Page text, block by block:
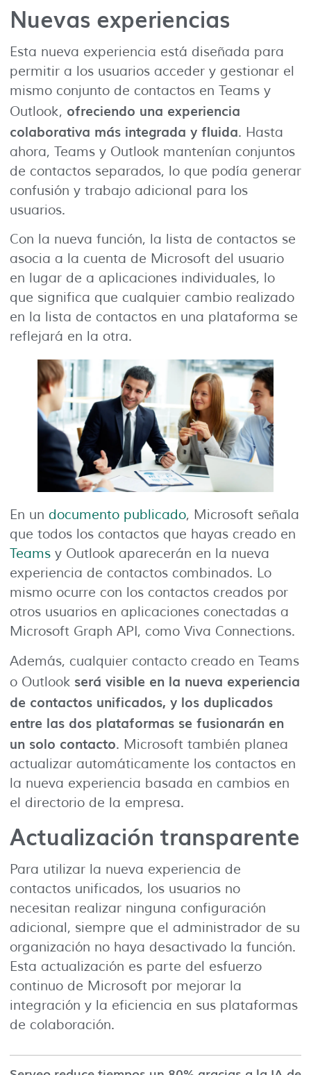
Nuevas experiencias
Esta nueva experiencia está diseñada para
permitir a los usuarios acceder y gestionar el
mismo conjunto de contactos en Teams y
Outlook, ofreciendo una experiencia
colaborativa más integrada y fluida. Hasta
ahora, Teams y Outlook mantenían conjuntos
de contactos separados, lo que podía generar
confusión y trabajo adicional para los
usuarios.
Con la nueva función, la lista de contactos se
asocia a la cuenta de Microsoft del usuario
en lugar de a aplicaciones individuales, lo
que significa que cualquier cambio realizado
en la lista de contactos en una plataforma se
reflejará en la otra.
En un documento publicado, Microsoft señala
que todos los contactos que hayas creado en
Teams y Outlook aparecerán en la nueva
experiencia de contactos combinados. Lo
mismo ocurre con los contactos creados por
otros usuarios en aplicaciones conectadas a
Microsoft Graph API, como Viva Connections.
Además, cualquier contacto creado en Teams
o Outlook será visible en la nueva experiencia
de contactos unificados, y los duplicados
entre las dos plataformas se fusionarán en
un solo contacto. Microsoft también planea
actualizar automáticamente los contactos en
la nueva experiencia basada en cambios en
el directorio de la empresa.
Actualización transparente
Para utilizar la nueva experiencia de
contactos unificados, los usuarios no
necesitan realizar ninguna configuración
adicional, siempre que el administrador de su
organización no haya desactivado la función.
Esta actualización es parte del esfuerzo
continuo de Microsoft por mejorar la
integración y la eficiencia en sus plataformas
de colaboración.